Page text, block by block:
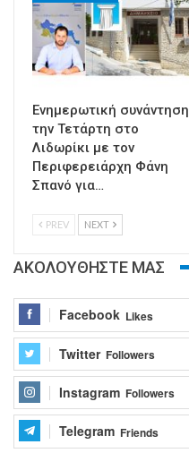
Ενημερωτική συνάντηση
την Τετάρτη στο
Λιδωρίκι με τον
Περιφερειάρχη Φάνη
Σπανό για…
PREV NEXT
ΑΚΟΛΟΥΘΗΣΤΕ ΜΑΣ
Facebook Likes
Twitter Followers
Instagram Followers
Telegram Friends